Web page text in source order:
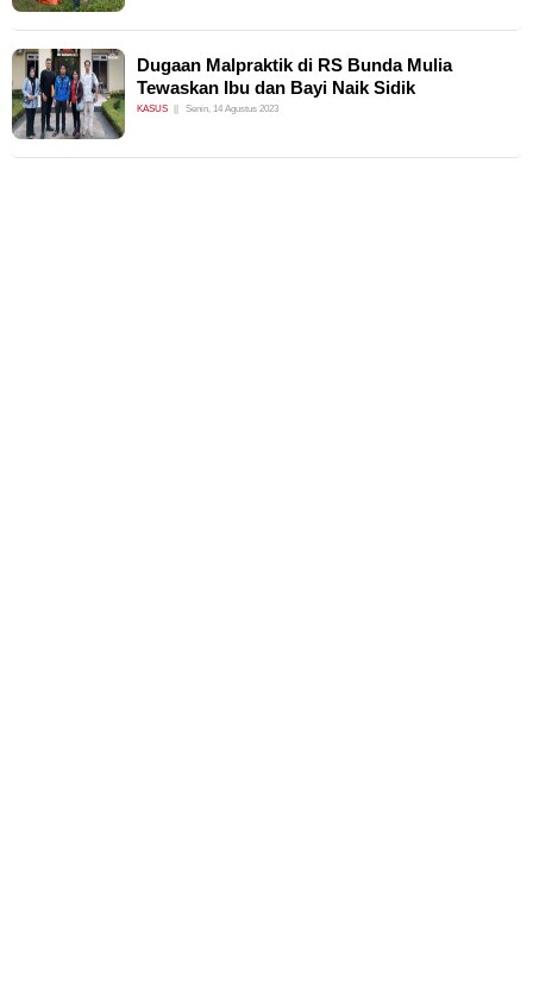
Dugaan Malpraktik di RS Bunda Mulia
Tewaskan Ibu dan Bayi Naik Sidik
KASUS Senin, 14 Agustus 2023